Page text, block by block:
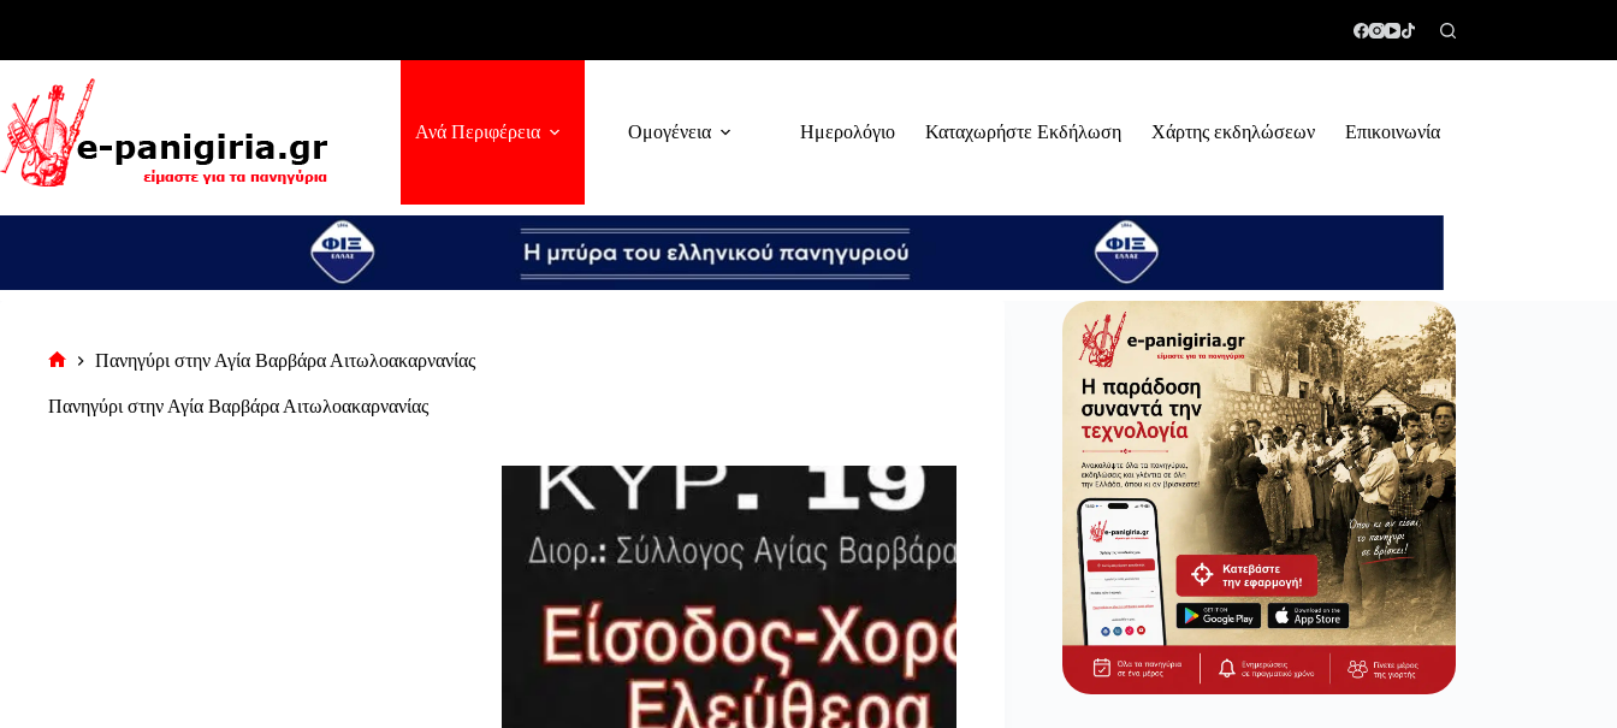
Ανά Περιφέρεια Ομογένεια Ημερολόγιο Καταχωρήστε Εκδήλωση Χάρτης εκδηλώσεων Επικοινωνία
σελίδα
Πανηγύρι στην Αγία Βαρβάρα Αιτωλοακαρνανίας
Πανηγύρι στην Αγία Βαρβάρα Αιτωλοακαρνανίας